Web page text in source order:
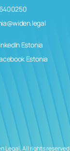
Estonia
Estonia
Legal. All rights reserved